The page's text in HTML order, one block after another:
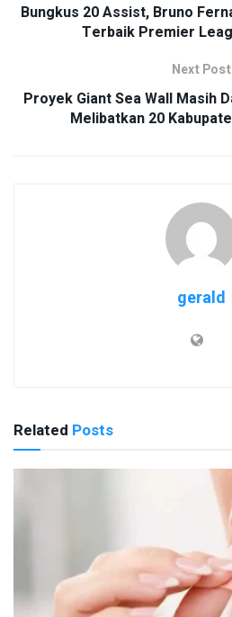
Bungkus 20 Assist, Bruno
Terbaik Premier
Next Post
Proyek Giant Sea Wall Masih
Melibatkan 20
gerald
Related Posts